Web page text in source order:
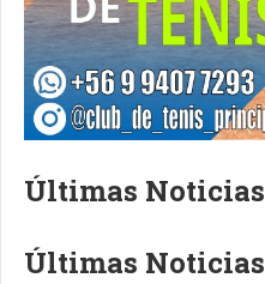
Últimas Noticias
Últimas Noticias